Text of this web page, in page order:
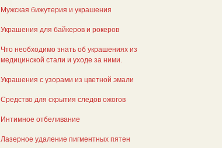
Мужская бижутерия и украшения
Украшения для байкеров и рокеров
Что необходимо знать об украшениях из
медицинской стали и уходе за ними.
Украшения с узорами из цветной эмали
Средство для скрытия следов ожогов
Интимное отбеливание
Лазерное удаление пигментных пятен